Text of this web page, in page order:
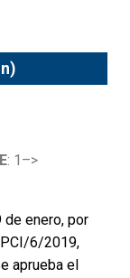
: 1–>
enero, por
PCI/6/2019,
aprueba el